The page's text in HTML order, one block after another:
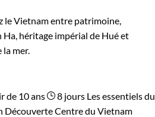
le Vietnam entre patrimoine,
Ha, héritage impérial de Hué et
mer.
de 10 ans 8 jours Les essentiels du
Découverte Centre du Vietnam